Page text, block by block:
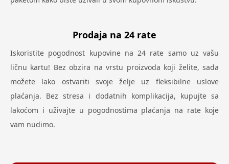
Prodaja na 24 rate
Iskoristite pogodnost kupovine na 24 rate samo uz vašu
ličnu kartu! Bez obzira na vrstu proizvoda koji želite, sada
možete lako ostvariti svoje želje uz fleksibilne uslove
plaćanja. Bez stresa i dodatnih komplikacija, kupujte sa
lakoćom i uživajte u pogodnostima plaćanja na rate koje
vam nudimo.